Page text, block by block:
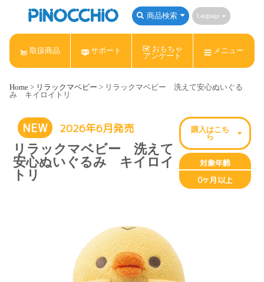
商品検索 Language
取扱商品
アンパンマン Nintendo Switch ねんDo!
すみっコぐらし リラックマ
サポート
おもちゃ
アンケート
メニュー
Home > リラックマベビー > リラックマベビー 洗えて安心ぬいぐる
み キイロイトリ
NEW
2026年6月発売
リラックマベビー 洗えて
安心ぬいぐるみ キイロイ
トリ
購入はこち
ら
対象年齢
0ヶ月以上